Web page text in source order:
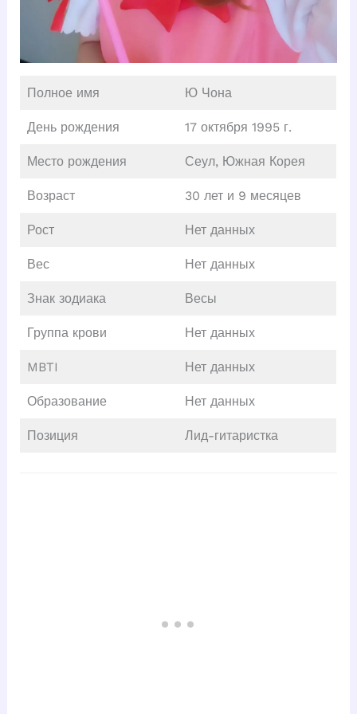
Полное имя Ю Чона
День рождения 17 октября 1995 г.
Место рождения Сеул, Южная Корея
Возраст 30 лет и 9 месяцев
Рост Нет данных
Вес Нет данных
Знак зодиака Весы
Группа крови Нет данных
MBTI Нет данных
Образование Нет данных
Позиция Лид-гитаристка